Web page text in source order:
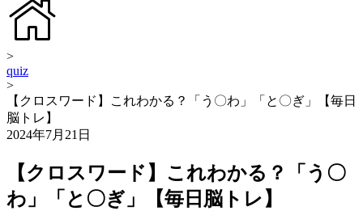
>
quiz
>
【クロスワード】これわかる？「う〇わ」「と〇ぎ」【毎日
脳トレ】
2024年7月21日
【クロスワード】これわかる？「う〇
わ」「と〇ぎ」【毎日脳トレ】